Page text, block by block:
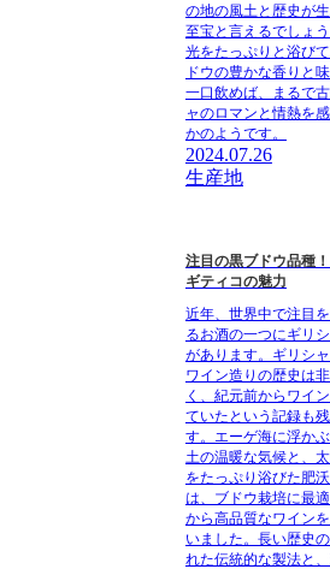
の地の風土と歴史が
至宝と言えるでしょ
光をたっぷりと浴び
ドウの豊かな香りと味
一口飲めば、まるで
ャのロマンと情熱を
かのようです。
2024.07.26
生産地
注目の黒ブドウ品種
ギティコの魅力
近年、世界中で注目
るお酒の一つにギリ
があります。ギリシ
ワイン造りの歴史は
く、紀元前からワイ
ていたという記録も
す。エーゲ海に浮か
土の温暖な気候と、
をたっぷり浴びた肥
は、ブドウ栽培に最
から高品質なワイン
いました。長い歴史
れた伝統的な製法と